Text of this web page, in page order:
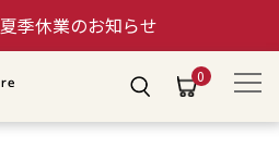
夏季休業のお知らせ
0